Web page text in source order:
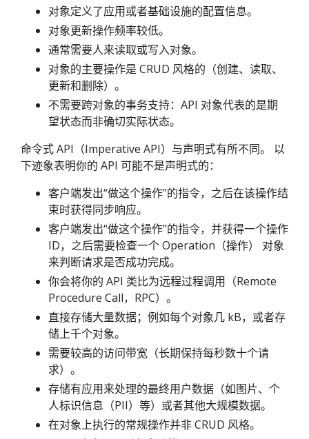
对象定义了应用或者基础设施的配置信息。
对象更新操作频率较低。
通常需要人来读取或写入对象。
对象的主要操作是 CRUD 风格的（创建、读取、
更新和删除）。
不需要跨对象的事务支持：API 对象代表的是期
望状态而非确切实际状态。
命令式 API（Imperative API）与声明式有所不同。 以
下迹象表明你的 API 可能不是声明式的：
客户端发出“做这个操作”的指令，之后在该操作结
束时获得同步响应。
客户端发出“做这个操作”的指令，并获得一个操作
ID，之后需要检查一个 Operation（操作） 对象
来判断请求是否成功完成。
你会将你的 API 类比为远程过程调用（Remote
Procedure Call，RPC）。
直接存储大量数据；例如每个对象几 kB，或者存
储上千个对象。
需要较高的访问带宽（长期保持每秒数十个请
求）。
存储有应用来处理的最终用户数据（如图片、个
人标识信息（PII）等）或者其他大规模数据。
在对象上执行的常规操作并非 CRUD 风格。